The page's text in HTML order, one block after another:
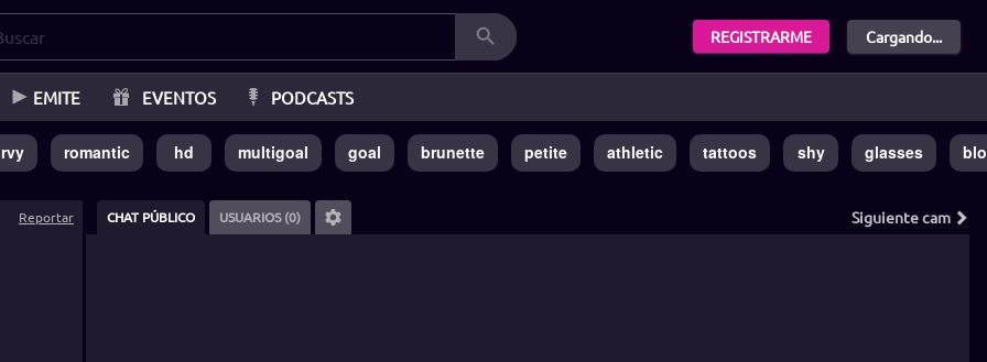
REGISTRARME Cargando...
EMITE EVENTOS PODCASTS
romantic hd multigoal goal brunette petite athletic tattoos shy glasses
Reportar CHAT PÚBLICO USUARIOS (0) Siguientecam